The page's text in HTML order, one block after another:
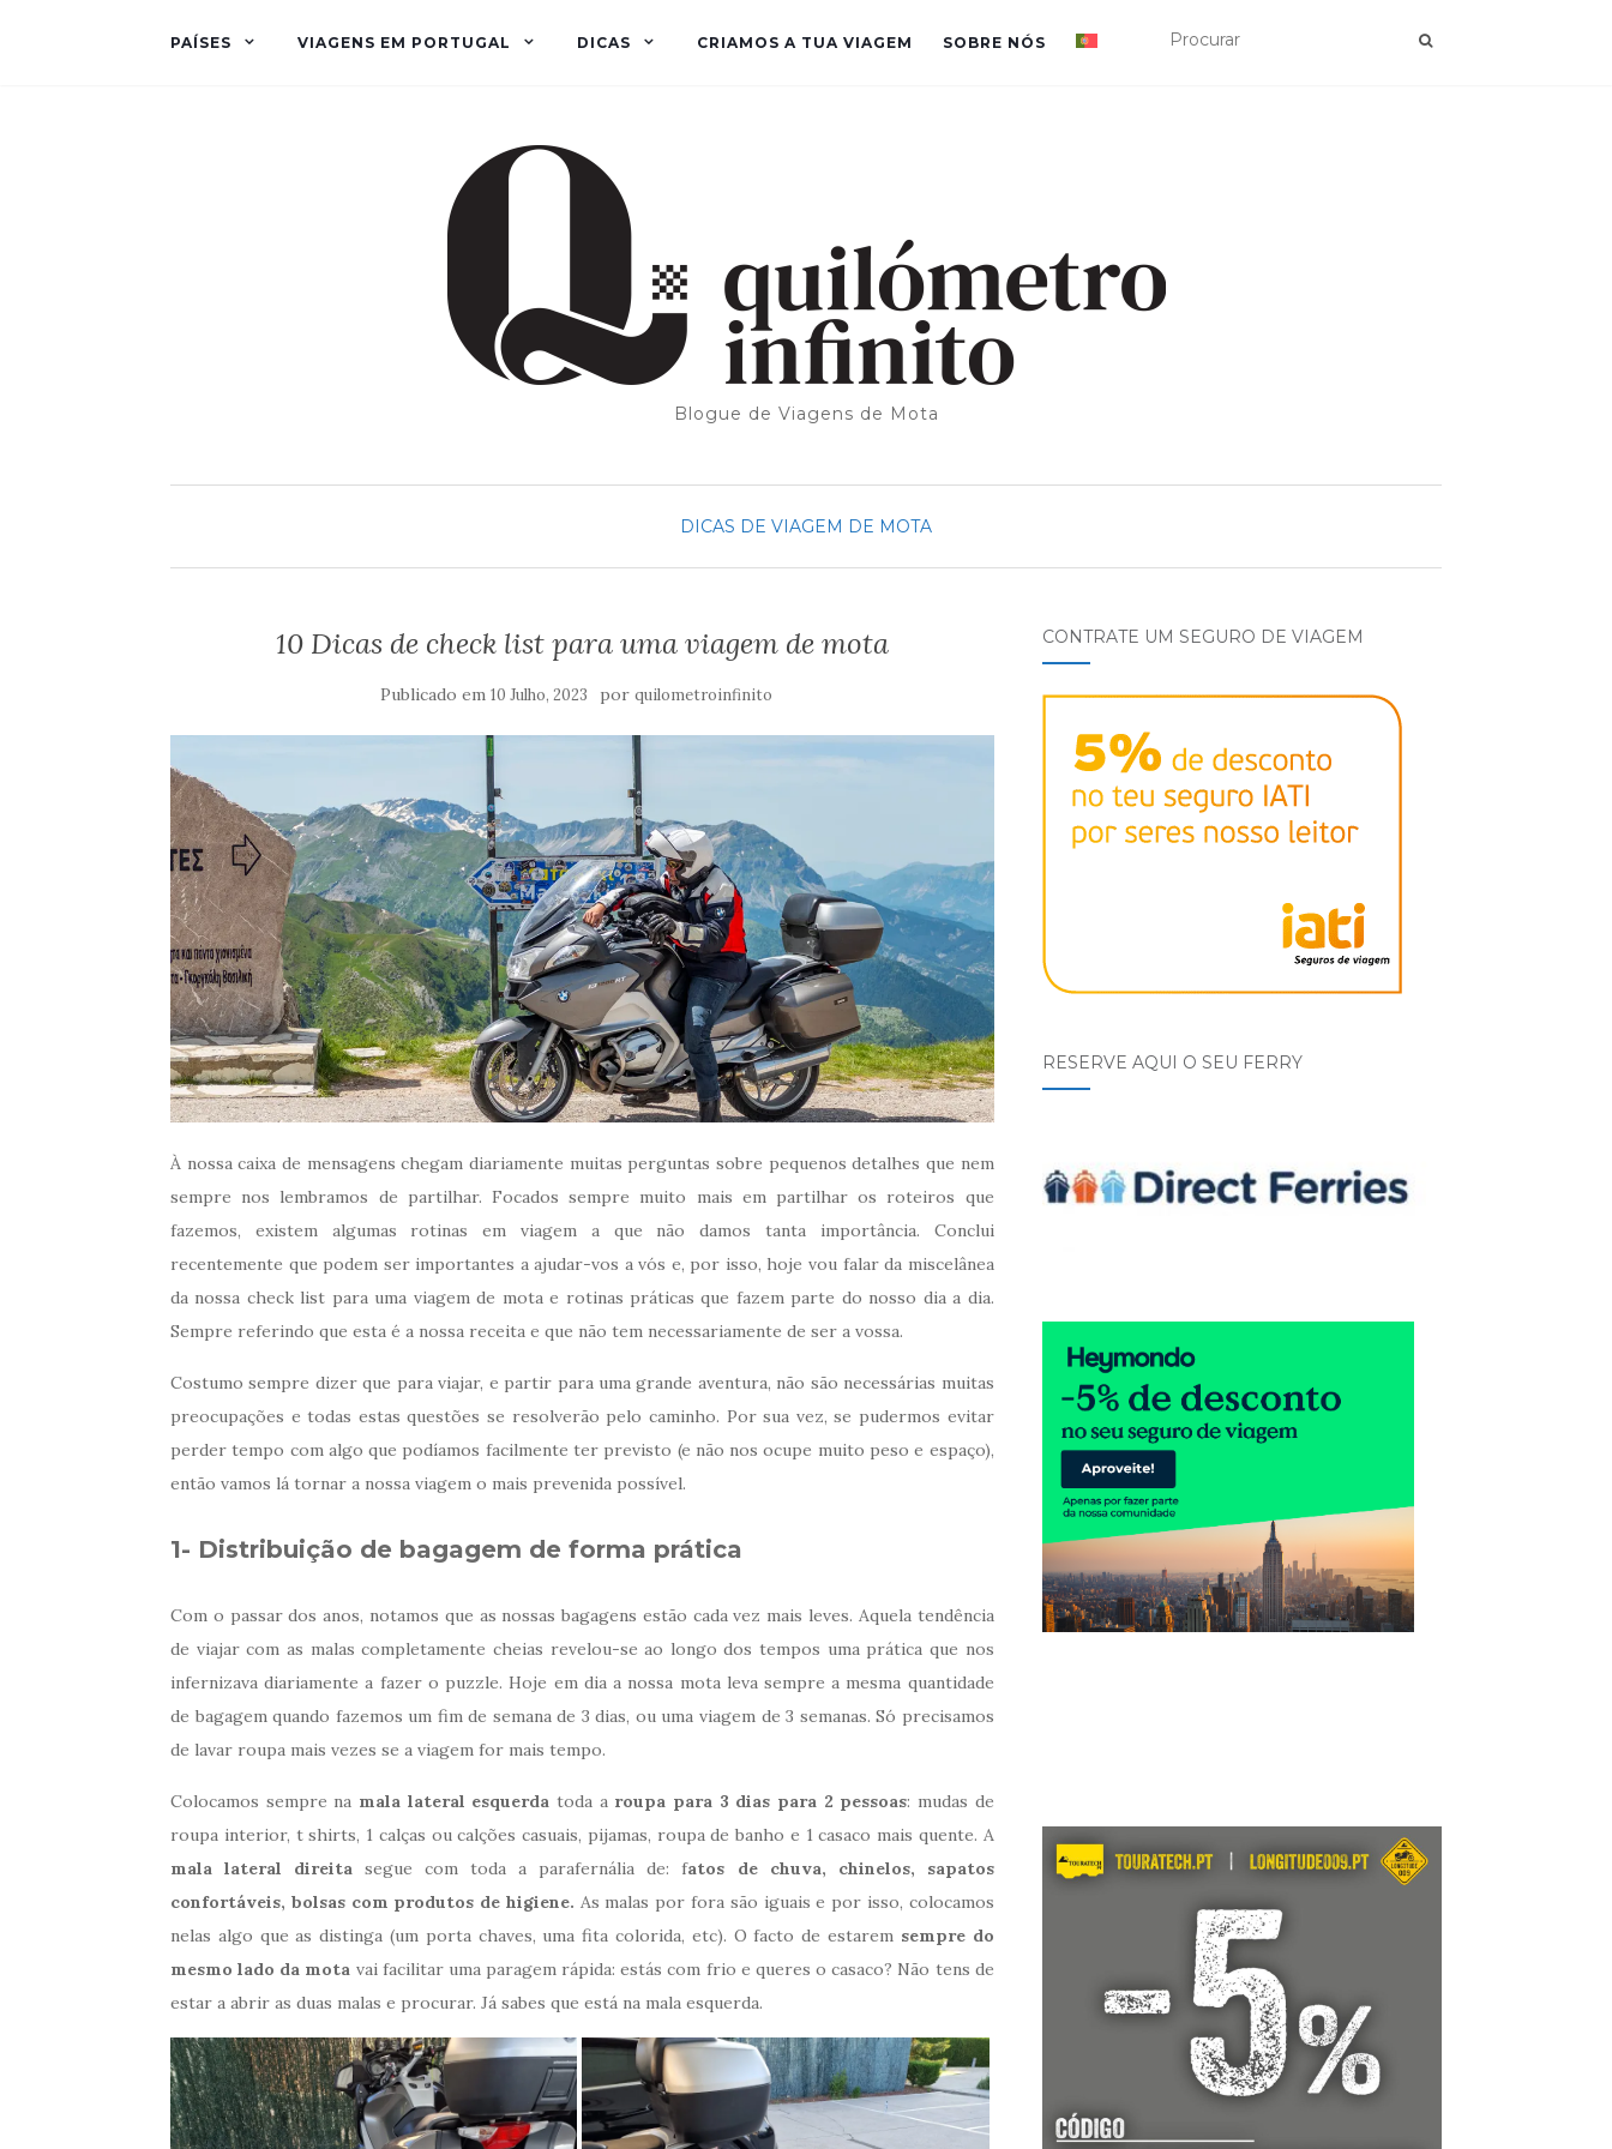
PAÍSES VIAGENS EM PORTUGAL DICAS CRIAMOS A TUA VIAGEM SOBRE NÓS
Blogue de Viagens de Mota
DICAS DE VIAGEM DE MOTA
10 Dicas de check list para uma viagem de mota
Publicado em 10 Julho, 2023 por quilometroinfinito
À nossa caixa de mensagens chegam diariamente muitas perguntas sobre pequenos detalhes que nem
sempre nos lembramos de partilhar. Focados sempre muito mais em partilhar os roteiros que
fazemos, existem algumas rotinas em viagem a que não damos tanta importância. Conclui
recentemente que podem ser importantes a ajudar-vos a vós e, por isso, hoje vou falar da miscelânea
da nossa check list para uma viagem de mota e rotinas práticas que fazem parte do nosso dia a dia.
Sempre referindo que esta é a nossa receita e que não tem necessariamente de ser a vossa.
Costumo sempre dizer que para viajar, e partir para uma grande aventura, não são necessárias muitas
preocupações e todas estas questões se resolverão pelo caminho. Por sua vez, se pudermos evitar
perder tempo com algo que podíamos facilmente ter previsto (e não nos ocupe muito peso e espaço),
então vamos lá tornar a nossa viagem o mais prevenida possível.
1- Distribuição de bagagem de forma prática
Com o passar dos anos, notamos que as nossas bagagens estão cada vez mais leves. Aquela tendência
de viajar com as malas completamente cheias revelou-se ao longo dos tempos uma prática que nos
infernizava diariamente a fazer o puzzle. Hoje em dia a nossa mota leva sempre a mesma quantidade
de bagagem quando fazemos um fim de semana de 3 dias, ou uma viagem de 3 semanas. Só precisamos
de lavar roupa mais vezes se a viagem for mais tempo.
Colocamos sempre na mala lateral esquerda toda a roupa para 3 dias para 2 pessoas: mudas de
roupa interior, t shirts, 1 calças ou calções casuais, pijamas, roupa de banho e 1 casaco mais quente. A
mala lateral direita segue com toda a parafernália de: fatos de chuva, chinelos, sapatos
confortáveis, bolsas com produtos de higiene. As malas por fora são iguais e por isso, colocamos
nelas algo que as distinga (um porta chaves, uma fita colorida, etc). O facto de estarem sempre do
mesmo lado da mota vai facilitar uma paragem rápida: estás com frio e queres o casaco? Não tens de
estar a abrir as duas malas e procurar. Já sabes que está na mala esquerda.
CONTRATE UM SEGURO DE VIAGEM
RESERVE AQUI O SEU FERRY